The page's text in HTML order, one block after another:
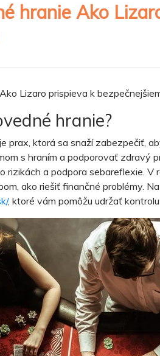
hranie Ako
Lizaro prispieva k
hranie?
prax, ktorá sa snaží zabezpečiť,
s hraním a podporovať zdravý
rizikách a podpora sebareflexie.
ako riešiť finančné problémy.
, ktoré vám pomôžu udržať